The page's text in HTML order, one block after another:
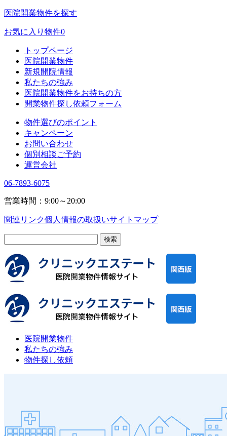
医院開業物件を探す
お気に入り物件0
トップページ
医院開業物件
新規開院情報
私たちの強み
医院開業物件をお持ちの方
開業物件探し依頼フォーム
物件選びのポイント
キャンペーン
お問い合わせ
個別相談ご予約
運営会社
06-7893-6075
営業時間：9:00～20:00
関連リンク個人情報の取扱いサイトマップ
医院開業物件
私たちの強み
物件探し依頼